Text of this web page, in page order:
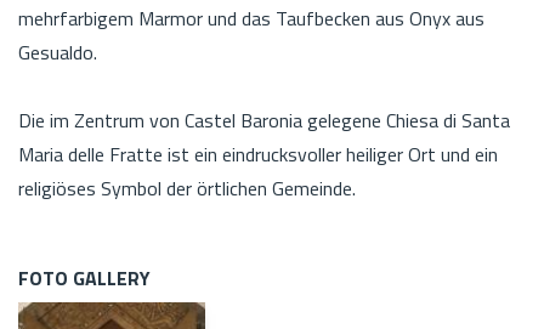
mehrfarbigem Marmor und das Taufbecken aus Onyx aus
Gesualdo.
Die im Zentrum von Castel Baronia gelegene Chiesa di Santa
Maria delle Fratte ist ein eindrucksvoller heiliger Ort und ein
religiöses Symbol der örtlichen Gemeinde.
FOTO GALLERY